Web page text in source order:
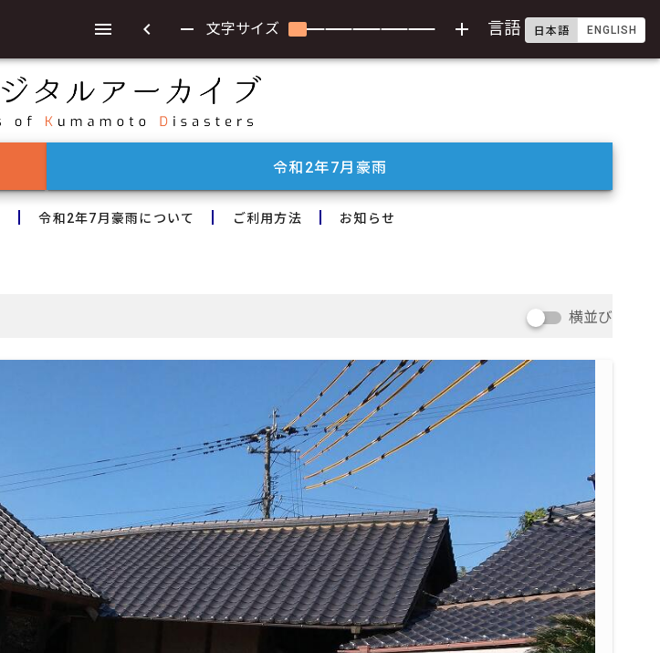
chevron_left remove 文字サイズ add 言語 日本語 ENGLISH
令和2年7月豪雨
令和2年7月豪雨について ご利用方法 お知らせ
横並び